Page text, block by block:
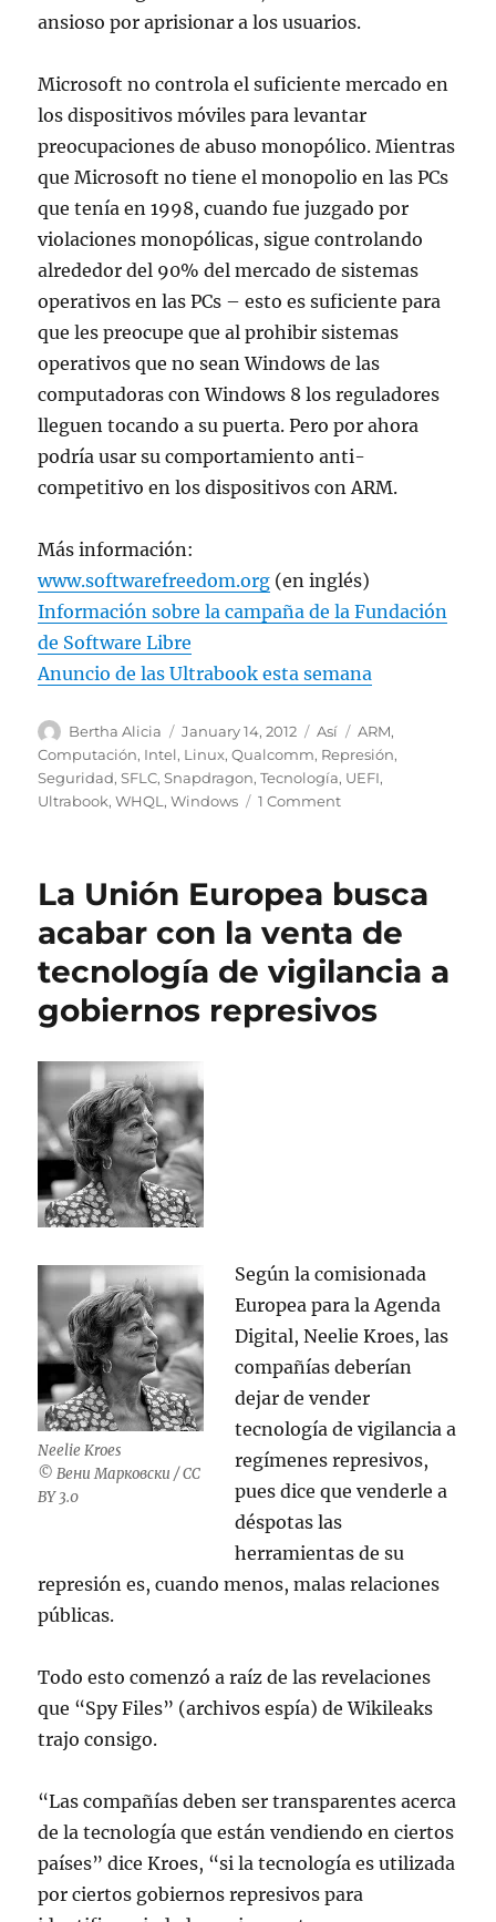
ansioso por aprisionar a los usuarios.
Microsoft no controla el suficiente mercado en
los dispositivos móviles para levantar
preocupaciones de abuso monopólico. Mientras
que Microsoft no tiene el monopolio en las PCs
que tenía en 1998, cuando fue juzgado por
violaciones monopólicas, sigue controlando
alrededor del 90% del mercado de sistemas
operativos en las PCs – esto es suficiente para
que les preocupe que al prohibir sistemas
operativos que no sean Windows de las
computadoras con Windows 8 los reguladores
lleguen tocando a su puerta. Pero por ahora
podría usar su comportamiento anti-
competitivo en los dispositivos con ARM.
Más información:
www.softwarefreedom.org (en inglés)
Información sobre la campaña de la Fundación
de Software Libre
Anuncio de las Ultrabook esta semana
Author
Bertha Alicia
Posted
on
January 14, 2012 Categories
Así Tags
ARM,
Computación, Intel, Linux,Qualcomm, Represión,
Seguridad,SFLC,Snapdragon,Tecnología, UEFI,
Ultrabook,WHQL,Windows 1 Commenton
agresivos
contra
Linux
en
ARM
La Unión Europea busca
acabar con la venta de
tecnología de vigilancia a
gobiernos represivos
Neelie Kroes
© Вени Марковски / CC
BY 3.0
Según la comisionada
Europea para la Agenda
Digital, Neelie Kroes, las
compañías deberían
dejar de vender
tecnología de vigilancia a
regímenes represivos,
pues dice que venderle a
déspotas las
herramientas de su
represión es, cuando menos, malas relaciones
públicas.
Todo esto comenzó a raíz de las revelaciones
que “Spy Files” (archivos espía) de Wikileaks
trajo consigo.
“Las compañías deben ser transparentes acerca
de la tecnología que están vendiendo en ciertos
países” dice Kroes, “si la tecnología es utilizada
por ciertos gobiernos represivos para